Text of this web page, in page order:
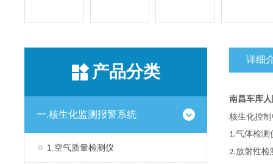
产品分类
一.核生化监测报警系统
1.空气质量检测仪
详细
南昌车库
核生化控
1.气体检测
2.放射性检